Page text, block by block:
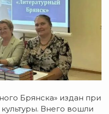
Брянска» издан при
Внего вошли